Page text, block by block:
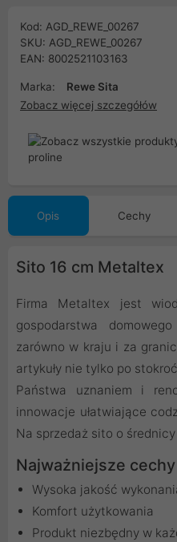
Kod: AGD_REWE_00267
SKU: AGD_REWE_00267
EAN: 8002521103163
Marka:
Rewe Sita
Zobacz więcej szczegółów
Opis Cechy
Sito 16 cm Metaltex
Firma Metaltex jest
gospodarstwa
zarówno w kraju i za
artykuły nie tylko po
Państwa uznaniem i
innowacje ułatwiające
Na sprzedaż sito o średnicy
Najważniejsze cechy
Wysoka jakość
Komfort użytkowania
Produkt niezbędny w